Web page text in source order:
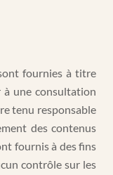
fournies à titre
une consultation
tenu responsable
des contenus
fournis à des fins
contrôle sur les